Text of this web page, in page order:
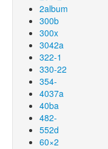
2album
300b
300x
3042a
322-1
330-22
354-
4037a
40ba
482-
552d
60×2